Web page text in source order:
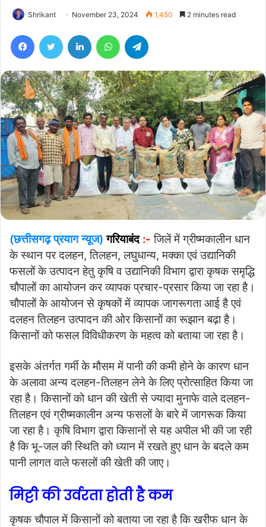
Shrikant November 23, 2024 1,450 2 minutes read
(छत्तीसगढ़ प्रयाग न्यूज) गरियाबंद:- जिलें में ग्रीष्मकालीन धान
के स्थान पर दलहन, तिलहन, लघुधान्य, मक्का एवं उद्यानिकी
फसलों के उत्पादन हेतु कृषि व उद्यानिकी विभाग द्वारा कृषक समृद्धि
चौपालों का आयोजन कर व्यापक प्रचार-प्रसार किया जा रहा है।
चौपालों के आयोजन से कृषकों में व्यापक जागरूगता आई है एवं
दलहन तिलहन उत्पादन की ओर किसानों का रूझान बढ़ा है।
किसानों को फसल विविधीकरण के महत्व को बताया जा रहा है।
इसके अंतर्गत गर्मी के मौसम में पानी की कमी होने के कारण धान
के अलावा अन्य दलहन-तिलहन लेने के लिए प्रोत्साहित किया जा
रहा है। किसानों को धान की खेती से ज्यादा मुनाफे वाले दलहन-
तिलहन एवं ग्रीष्मकालीन अन्य फसलों के बारे में जागरूक किया
जा रहा है। कृषि विभाग द्वारा किसानों से यह अपील भी की जा रही
है कि भू-जल की स्थिति को ध्यान में रखते हुए धान के बदले कम
पानी लागत वाले फसलों की खेती की जाए।
मिट्टी की उर्वरता होती है कम
कृषक चौपाल में किसानों को बताया जा रहा है कि खरीफ धान के